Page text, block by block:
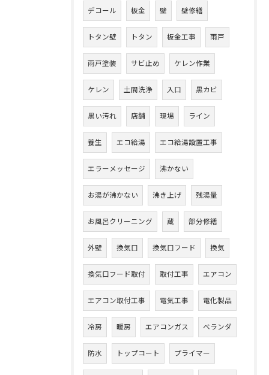
デコール 板金 壁 壁修繕
トタン壁 トタン 板金工事 雨戸
雨戸塗装 サビ止め ケレン作業
ケレン 土間洗浄 入口 黒カビ
黒い汚れ 店舗 現場 ライン
養生 エコ給湯 エコ給湯設置工事
エラーメッセージ 沸かない
お湯が沸かない 沸き上げ 残湯量
お風呂クリーニング 蔵 部分修繕
外壁 換気口 換気口フード 換気
換気口フード取付 取付工事 エアコン
エアコン取付工事 電気工事 電化製品
冷房 暖房 エアコンガス ベランダ
防水 トップコート プライマー